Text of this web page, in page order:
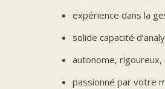
expérience dans la
solide capacité
autonome,
passionné par votre